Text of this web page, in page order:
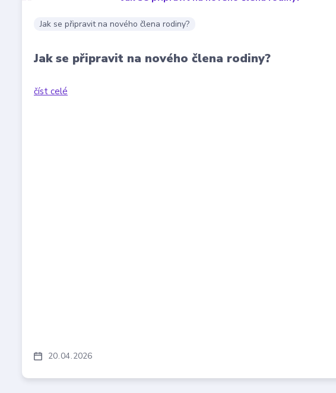
20 04 2026
Jak se připravit na nového člena rodiny?
Jak se připravit na nového člena rodiny?
číst celé